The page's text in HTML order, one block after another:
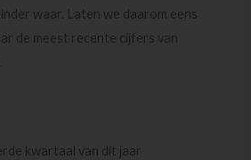
waar. Laten we daarom eens
de meest recente cijfers van
kwartaal van dit jaar